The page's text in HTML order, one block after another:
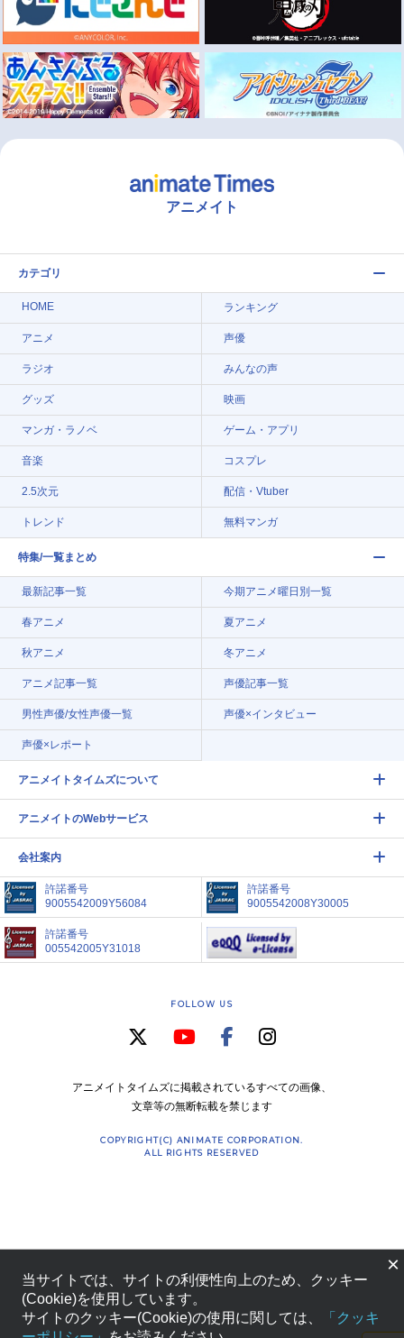
アニメイト
カテゴリ
HOME ランキング
アニメ 声優
ラジオ みんなの声
グッズ 映画
マンガ・ラノベ ゲーム・アプリ
音楽 コスプレ
2.5次元 配信・Vtuber
トレンド 無料マンガ
特集/一覧まとめ
最新記事一覧 今期アニメ曜日別一覧
春アニメ 夏アニメ
秋アニメ 冬アニメ
アニメ記事一覧 声優記事一覧
男性声優/女性声優一覧 声優×インタビュー
声優×レポート
アニメイトタイムズについて
アニメイトのWebサービス
会社案内
許諾番号
9005542009Y56084
許諾番号
9005542008Y30005
許諾番号
005542005Y31018
FOLLOW US
アニメイトタイムズに掲載されているすべての画像、
文章等の無断転載を禁じます
COPYRIGHT(C) ANIMATE CORPORATION.
ALL RIGHTS RESERVED
×
当サイトでは、サイトの利便性向上のため、クッキー
(Cookie)を使用しています。
サイトのクッキー(Cookie)の使用に関しては、
「クッキ